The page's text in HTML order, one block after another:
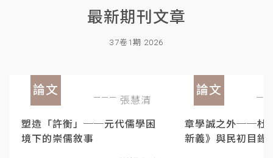
最新期刊文章
37卷1期 2026
論文
張慧清
塑造「許衡」──元代儒學困
境下的崇儒敘事
論文
章學誠之外──杜
新義》與民初目錄